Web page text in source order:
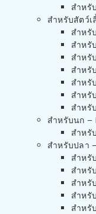
สำหรั
สำหรับสัตว์เ
สำหรั
สำหรั
สำหรั
สำหรั
สำหรั
สำหรั
สำหรั
สำหรับนก –
สำหรั
สำหรับปลา
สำหรั
สำหรั
สำหรั
สำหรั
สำหรั